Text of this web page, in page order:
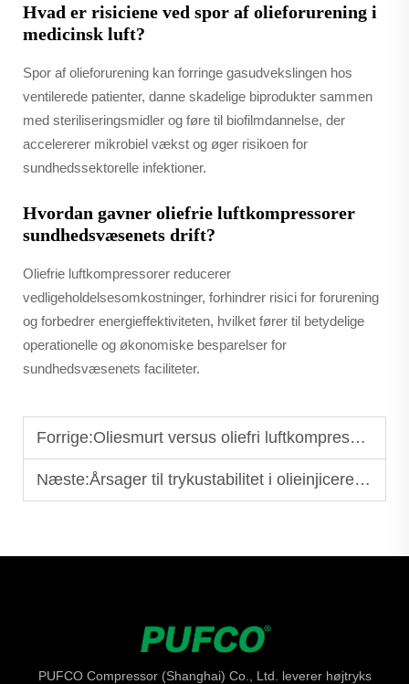
Hvad er risiciene ved spor af olieforurening i
medicinsk luft?
Spor af olieforurening kan forringe gasudvekslingen hos
ventilerede patienter, danne skadelige biprodukter sammen
med steriliseringsmidler og føre til biofilmdannelse, der
accelererer mikrobiel vækst og øger risikoen for
sundhedssektorelle infektioner.
Hvordan gavner oliefrie luftkompressorer
sundhedsvæsenets drift?
Oliefrie luftkompressorer reducerer
vedligeholdelsesomkostninger, forhindrer risici for forurening
og forbedrer energieffektiviteten, hvilket fører til betydelige
operationelle og økonomiske besparelser for
sundhedsvæsenets faciliteter.
Forrige:Oliesmurt versus oliefri luftkompressor: Hvilken skal du vælge?
Næste:Årsager til trykustabilitet i olieinjicerede skruekompressorer
PUFCO Compressor (Shanghai) Co., Ltd. leverer højtryks